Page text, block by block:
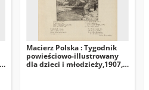
Macierz Polska : Tygodnik
powieściowo-illustrowany
dla dzieci i młodzieży,1907,